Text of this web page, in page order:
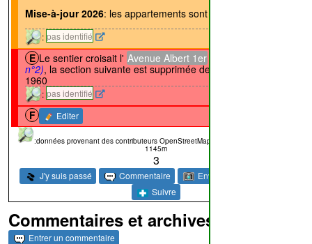
Mise-à-jour 2026: les appartements sont construits
: pas identifié
E Le sentier croisait l' Avenue Albert 1er
n°2), la section suivante est supprimée depuis octobre
1960
: pas identifié
F Editer
:données provenant des contributeurs OpenStreetMap
1145m
3
J'y suis passé Commentaire Envoyer une photo
Suivre
Commentaires et archives
Entrer un commentaire